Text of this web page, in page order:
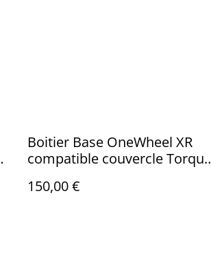
Boitier Base OneWheel XR
compatible couvercle Torque
150,00 €